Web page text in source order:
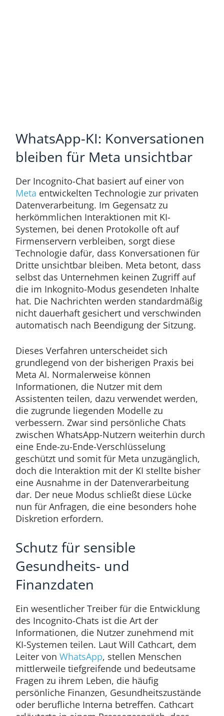
WhatsApp-KI: Konversationen
bleiben für Meta unsichtbar
Der Incognito-Chat basiert auf einer von
Meta entwickelten Technologie zur privaten
Datenverarbeitung. Im Gegensatz zu
herkömmlichen Interaktionen mit KI-
Systemen, bei denen Protokolle oft auf
Firmenservern verbleiben, sorgt diese
Technologie dafür, dass Konversationen für
Dritte unsichtbar bleiben. Meta betont, dass
selbst das Unternehmen keinen Zugriff auf
die im Inkognito-Modus gesendeten Inhalte
hat. Die Nachrichten werden standardmäßig
nicht dauerhaft gesichert und verschwinden
automatisch nach Beendigung der Sitzung.
Dieses Verfahren unterscheidet sich
grundlegend von der bisherigen Praxis bei
Meta AI. Normalerweise können
Informationen, die Nutzer mit dem
Assistenten teilen, dazu verwendet werden,
die zugrunde liegenden Modelle zu
verbessern. Zwar sind persönliche Chats
zwischen WhatsApp-Nutzern weiterhin durch
eine Ende-zu-Ende-Verschlüsselung
geschützt und somit für Meta unzugänglich,
doch die Interaktion mit der KI stellte bisher
eine Ausnahme in der Datenverarbeitung
dar. Der neue Modus schließt diese Lücke
nun für Anfragen, die eine besonders hohe
Diskretion erfordern.
Schutz für sensible
Gesundheits- und
Finanzdaten
Ein wesentlicher Treiber für die Entwicklung
des Incognito-Chats ist die Art der
Informationen, die Nutzer zunehmend mit
KI-Systemen teilen. Laut Will Cathcart, dem
Leiter von WhatsApp, stellen Menschen
mittlerweile tiefgreifende und bedeutsame
Fragen zu ihrem Leben, die häufig
persönliche Finanzen, Gesundheitszustände
oder berufliche Interna betreffen. Cathcart